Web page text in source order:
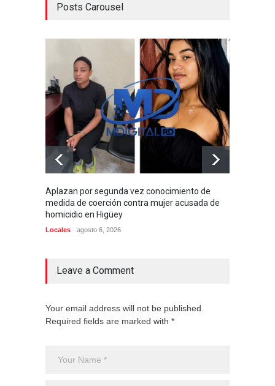
Posts Carousel
Aplazan por segunda vez conocimiento de
medida de coerción contra mujer acusada de
homicidio en Higüey
Locales agosto 6, 2026
Leave a Comment
Your email address will not be published.
Required fields are marked with *